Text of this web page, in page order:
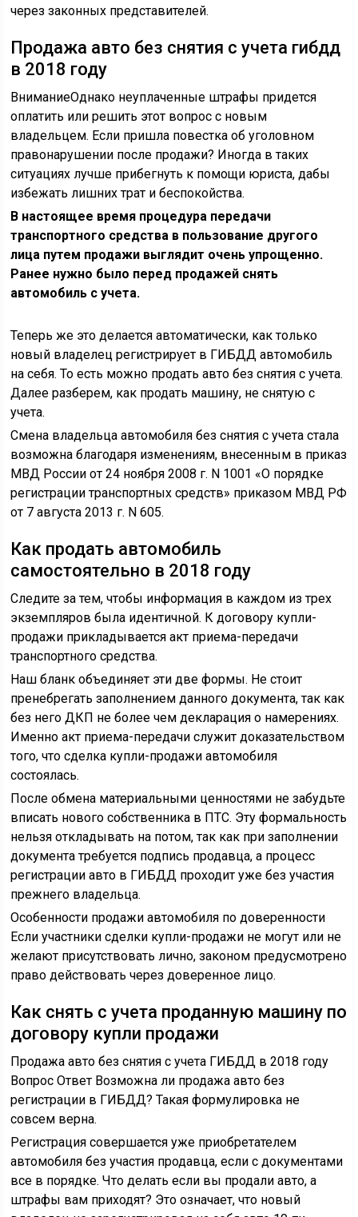
через законных представителей.
Продажа авто без снятия с учета гибдд
в 2018 году
ВниманиеОднако неуплаченные штрафы придется
оплатить или решить этот вопрос с новым
владельцем. Если пришла повестка об уголовном
правонарушении после продажи? Иногда в таких
ситуациях лучше прибегнуть к помощи юриста, дабы
избежать лишних трат и беспокойства.
В настоящее время процедура передачи
транспортного средства в пользование другого
лица путем продажи выглядит очень упрощенно.
Ранее нужно было перед продажей снять
автомобиль с учета.
Теперь же это делается автоматически, как только
новый владелец регистрирует в ГИБДД автомобиль
на себя. То есть можно продать авто без снятия с учета.
Далее разберем, как продать машину, не снятую с
учета.
Смена владельца автомобиля без снятия с учета стала
возможна благодаря изменениям, внесенным в приказ
МВД России от 24 ноября 2008 г. N 1001 «О порядке
регистрации транспортных средств» приказом МВД РФ
от 7 августа 2013 г. N 605.
Как продать автомобиль
самостоятельно в 2018 году
Следите за тем, чтобы информация в каждом из трех
экземпляров была идентичной. К договору купли-
продажи прикладывается акт приема-передачи
транспортного средства.
Наш бланк объединяет эти две формы. Не стоит
пренебрегать заполнением данного документа, так как
без него ДКП не более чем декларация о намерениях.
Именно акт приема-передачи служит доказательством
того, что сделка купли-продажи автомобиля
состоялась.
После обмена материальными ценностями не забудьте
вписать нового собственника в ПТС. Эту формальность
нельзя откладывать на потом, так как при заполнении
документа требуется подпись продавца, а процесс
регистрации авто в ГИБДД проходит уже без участия
прежнего владельца.
Особенности продажи автомобиля по доверенности
Если участники сделки купли-продажи не могут или не
желают присутствовать лично, законом предусмотрено
право действовать через доверенное лицо.
Как снять с учета проданную машину по
договору купли продажи
Продажа авто без снятия с учета ГИБДД в 2018 году
Вопрос Ответ Возможна ли продажа авто без
регистрации в ГИБДД? Такая формулировка не
совсем верна.
Регистрация совершается уже приобретателем
автомобиля без участия продавца, если с документами
все в порядке. Что делать если вы продали авто, а
штрафы вам приходят? Это означает, что новый